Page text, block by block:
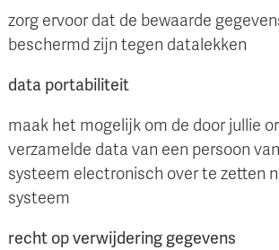
zorg ervoor dat de bewaarde
beschermd zijn tegen datalekken
data portabiliteit
maak het mogelijk om de door jullie
verzamelde data van een persoon
systeem electronisch over te zetten
systeem
recht op verwijdering gegevens